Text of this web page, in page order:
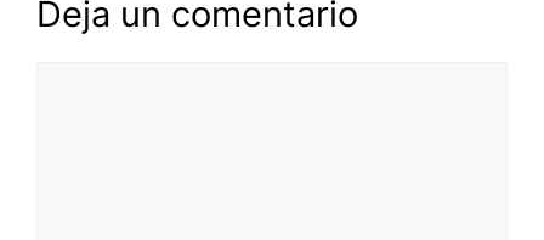
Deja un comentario